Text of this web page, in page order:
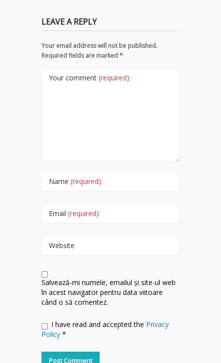
LEAVE A REPLY
Your email address will not be published.
Required fields are marked*
Your comment (required):
Name (required):
Email (required):
Website
Salvează-mi numele, emailul și site-ul web
în acest navigator pentru data viitoare
când o să comentez.
I have read and accepted the Privacy
Policy *